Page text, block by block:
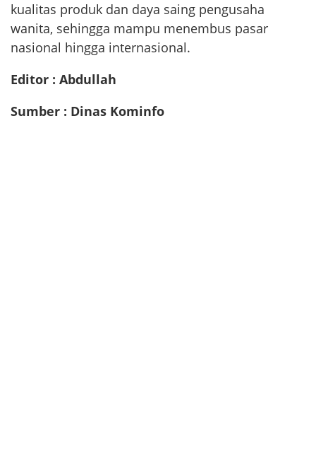
kualitas produk dan daya saing pengusaha
wanita, sehingga mampu menembus pasar
nasional hingga internasional.
Editor : Abdullah
Sumber : Dinas Kominfo